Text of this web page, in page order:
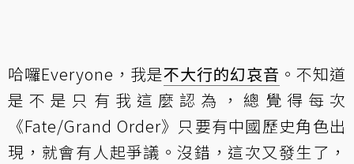
哈囉Everyone，我是不大行的幻哀音 。不知道
是不是只有我這麼認為，總覺得每次
《Fate/Grand Order》只要有中國歷史角色出
現，就會有人起爭議。沒錯，這次又發生了，